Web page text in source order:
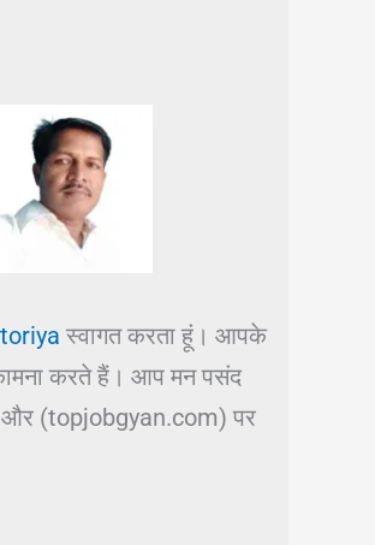
स्वागत करता हूं। आपके
करते हैं। आप मन पसंद
और (topjobgyan.com) पर